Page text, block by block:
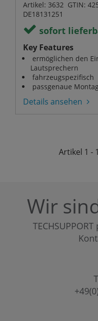
Artikel: 3632 GTIN:
DE18131251
sofort
Key Features
ermöglichen den
Lautsprechern
fahrzeugspezifisch
passgenaue
Details ansehen
Artikel 1 -
Wir